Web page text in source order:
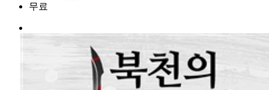
무료